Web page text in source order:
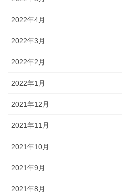
2022年4月
2022年3月
2022年2月
2022年1月
2021年12月
2021年11月
2021年10月
2021年9月
2021年8月